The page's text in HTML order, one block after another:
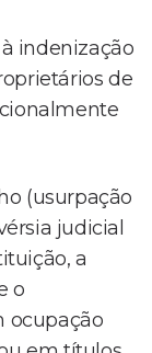
indenização
de
(usurpação
judicial
a
o
ocupação